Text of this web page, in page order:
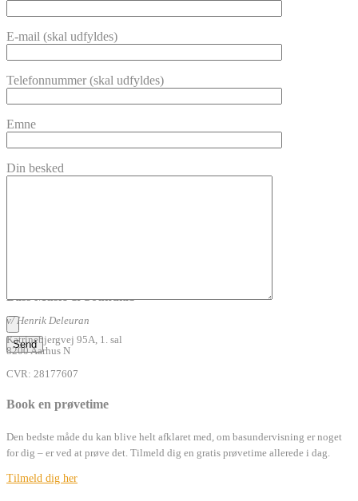
E-mail (skal udfyldes)
Telefonnummer (skal udfyldes)
Emne
Din besked
Bass Music & Soundlab
v/ Henrik Deleuran
Katrinebjergvej 95A, 1. sal
8200 Aarhus N
CVR: 28177607
Book en prøvetime
Den bedste måde du kan blive helt afklaret med, om basundervisning er noget
for dig – er ved at prøve det. Tilmeld dig en gratis prøvetime allerede i dag.
Tilmeld dig her